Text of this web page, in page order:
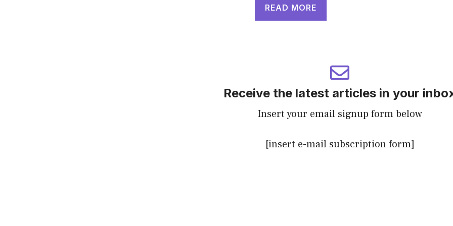
READ MORE
Receive the latest articles in your
Insert your email signup form below
[insert e-mail subscription form]